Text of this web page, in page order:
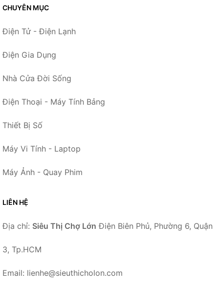
CHUYÊN MỤC
Điện Tử - Điện Lạnh
Điện Gia Dụng
Nhà Cửa Đời Sống
Điện Thoại - Máy Tính Bảng
Thiết Bị Số
Máy Vi Tính - Laptop
Máy Ảnh - Quay Phim
LIÊN HỆ
Địa chỉ: Siêu Thị Chợ Lớn Điện Biên Phủ, Phường 6, Quận
3, Tp.HCM
Email: lienhe@sieuthicholon.com